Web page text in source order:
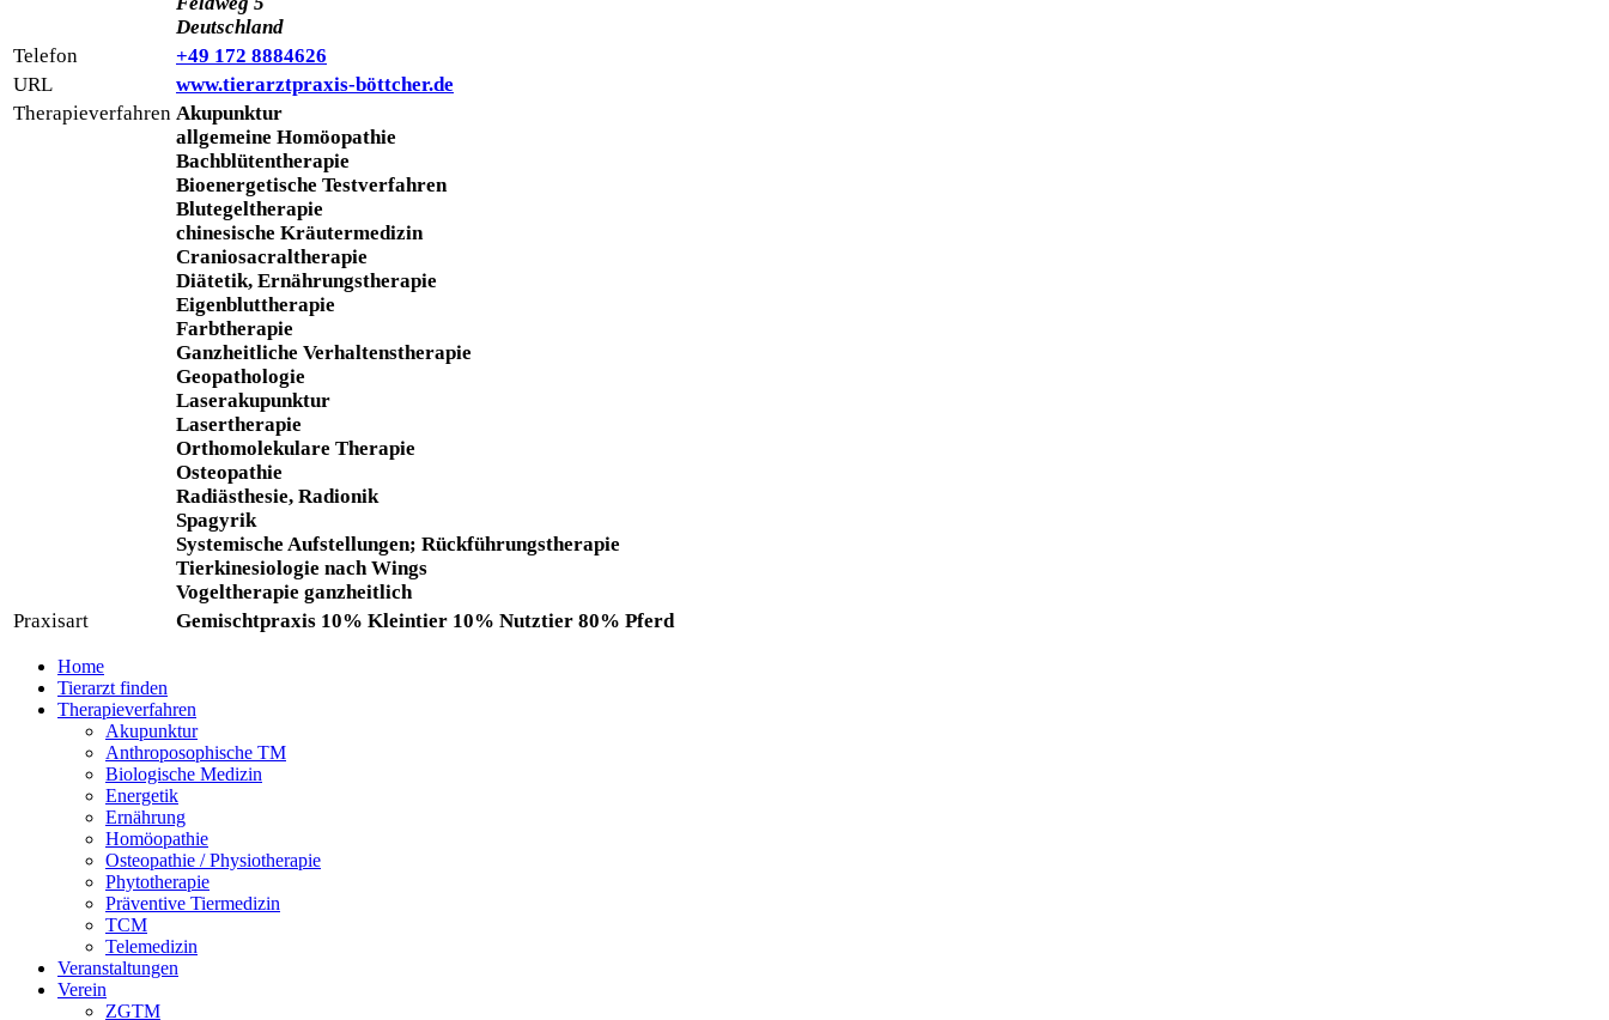
Deutschland
Telefon
+49 172 8884626
URL
www.tierarztpraxis-böttcher.de
Therapieverfahren Akupunktur
allgemeine Homöopathie
Bachblütentherapie
Bioenergetische Testverfahren
Blutegeltherapie
chinesische Kräutermedizin
Craniosacraltherapie
Diätetik, Ernährungstherapie
Eigenbluttherapie
Farbtherapie
Ganzheitliche Verhaltenstherapie
Geopathologie
Laserakupunktur
Lasertherapie
Orthomolekulare Therapie
Osteopathie
Radiästhesie, Radionik
Spagyrik
Systemische Aufstellungen; Rückführungstherapie
Tierkinesiologie nach Wings
Vogeltherapie ganzheitlich
Praxisart
Gemischtpraxis 10% Kleintier 10% Nutztier 80% Pferd
Home
Tierarzt finden
Therapieverfahren
Akupunktur
Anthroposophische TM
Biologische Medizin
Energetik
Ernährung
Homöopathie
Osteopathie / Physiotherapie
Phytotherapie
Präventive Tiermedizin
TCM
Telemedizin
Veranstaltungen
Verein
ZGTM